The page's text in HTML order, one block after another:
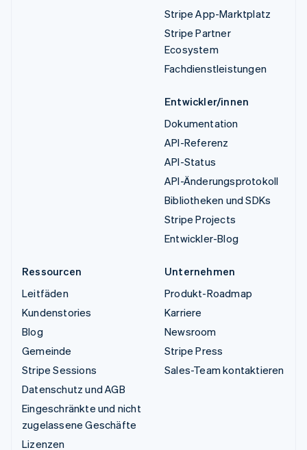
Stripe App-Marktplatz
Stripe Partner
Ecosystem
Fachdienstleistungen
Entwickler/innen
Dokumentation
API-Referenz
API-Status
API-Änderungsprotokoll
Bibliotheken und SDKs
Stripe Projects
Entwickler-Blog
Ressourcen
Leitfäden
Kundenstories
Blog
Gemeinde
Stripe Sessions
Datenschutz und AGB
Eingeschränkte und nicht
zugelassene Geschäfte
Lizenzen
Unternehmen
Produkt-Roadmap
Karriere
Newsroom
Stripe Press
Sales-Team kontaktieren